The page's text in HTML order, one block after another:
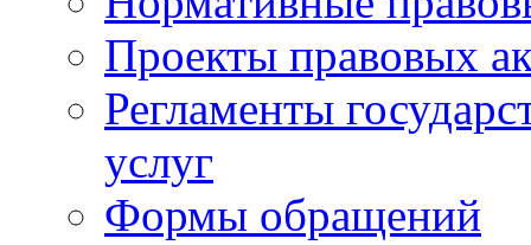
Проекты правовых
Регламенты
услуг
Формы обращений